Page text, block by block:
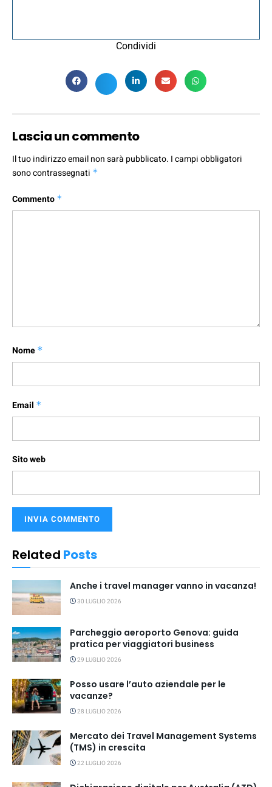
Condividi
Lascia un commento
Il tuo indirizzo email non sarà pubblicato. I campi obbligatori
sono contrassegnati *
Commento *
Nome *
Email *
Sito web
Related Posts
Anche i travel manager vanno in vacanza!
30 LUGLIO 2026
Parcheggio aeroporto Genova: guida
pratica per viaggiatori business
29 LUGLIO 2026
Posso usare l’auto aziendale per le
vacanze?
28 LUGLIO 2026
Mercato dei Travel Management Systems
(TMS) in crescita
22 LUGLIO 2026